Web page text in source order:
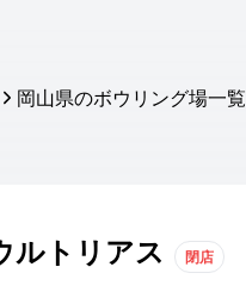
岡山県のボウリング場一覧
ルトリアス 閉店